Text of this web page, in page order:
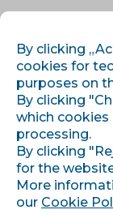
By clicking
cookies for
purposes on
By clicking
which cookies
processing.
By clicking
for the
More
our Cookie